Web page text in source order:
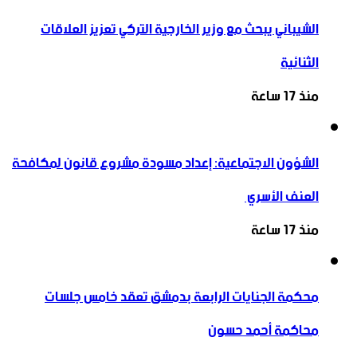
الشيباني يبحث مع وزير الخارجية التركي تعزيز العلاقات
الثنائية
منذ 17 ساعة
الشؤون الاجتماعية: إعداد مسودة مشروع قانون لمكافحة
العنف الأسري ‏
منذ 17 ساعة
محكمة الجنايات الرابعة بدمشق تعقد خامس جلسات
محاكمة أحمد حسون